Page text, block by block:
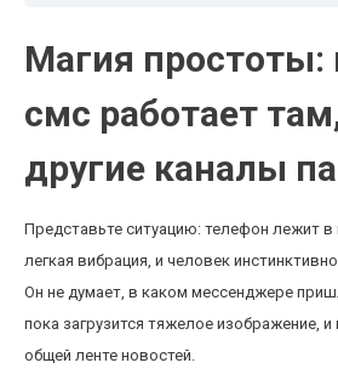
Магия простоты:
смс работает
другие каналы
Представьте ситуацию: телефон лежит в
легкая вибрация, и человек
Он не думает, в каком мессенджере
пока загрузится тяжелое изображение,
общей ленте новостей.